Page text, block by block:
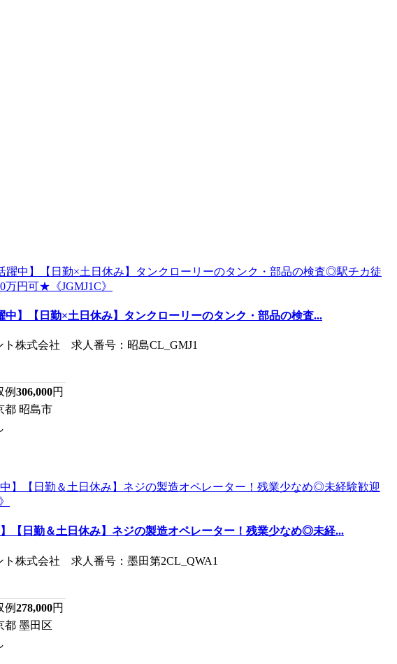
中】【日勤×土日休み】タンクローリーのタンク・部品の検査...
ト株式会社 求人番号：昭島CL_GMJ1
例306,000円
都 昭島市
】【日勤＆土日休み】ネジの製造オペレーター！残業少なめ◎未経...
ト株式会社 求人番号：墨田第2CL_QWA1
例278,000円
都 墨田区